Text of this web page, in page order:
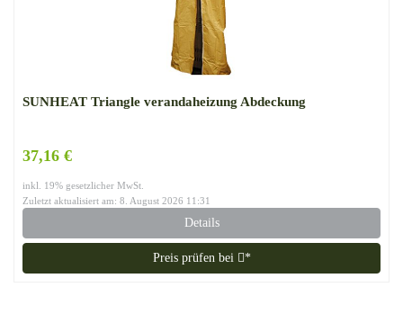
SUNHEAT Triangle verandaheizung Abdeckung
37,16 €
inkl. 19% gesetzlicher MwSt.
Zuletzt aktualisiert am: 8. August 2026 11:31
Details
Preis prüfen bei *